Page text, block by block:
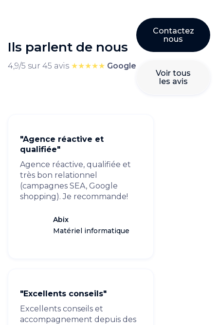
Ils parlent de nous
4,9/5 sur 45 avis ★★★★★ Google
Contactez
nous
Voir tous
les avis
"Agence réactive et
qualifiée"
Agence réactive, qualifiée et
très bon relationnel
(campagnes SEA, Google
shopping). Je recommande!
Abix
Matériel informatique
"Excellents conseils"
Excellents conseils et
accompagnement depuis des